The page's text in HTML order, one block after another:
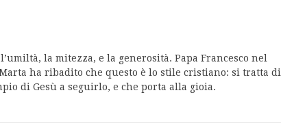
la mitezza, e la generosità. Papa Francesco nel
ha ribadito che questo è lo stile cristiano: si tratta di
di Gesù a seguirlo, e che porta alla gioia.